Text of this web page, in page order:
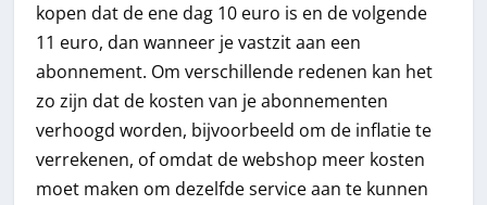
kopen dat de ene dag 10 euro is en de volgende
11 euro, dan wanneer je vastzit aan een
abonnement. Om verschillende redenen kan het
zo zijn dat de kosten van je abonnementen
verhoogd worden, bijvoorbeeld om de inflatie te
verrekenen, of omdat de webshop meer kosten
moet maken om dezelfde service aan te kunnen